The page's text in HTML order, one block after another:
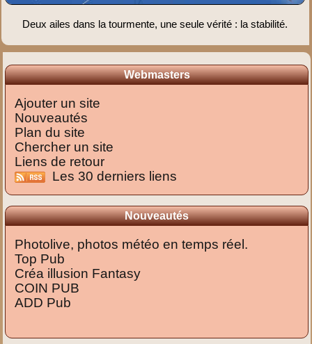
Deux ailes dans la tourmente, une seule vérité : la stabilité.
Webmasters
Ajouter un site
Nouveautés
Plan du site
Chercher un site
Liens de retour
Les 30 derniers liens
Nouveautés
Photolive, photos météo en temps réel.
Top Pub
Créa illusion Fantasy
COIN PUB
ADD Pub